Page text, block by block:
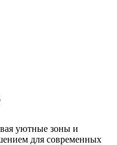
уютные зоны и
для современных